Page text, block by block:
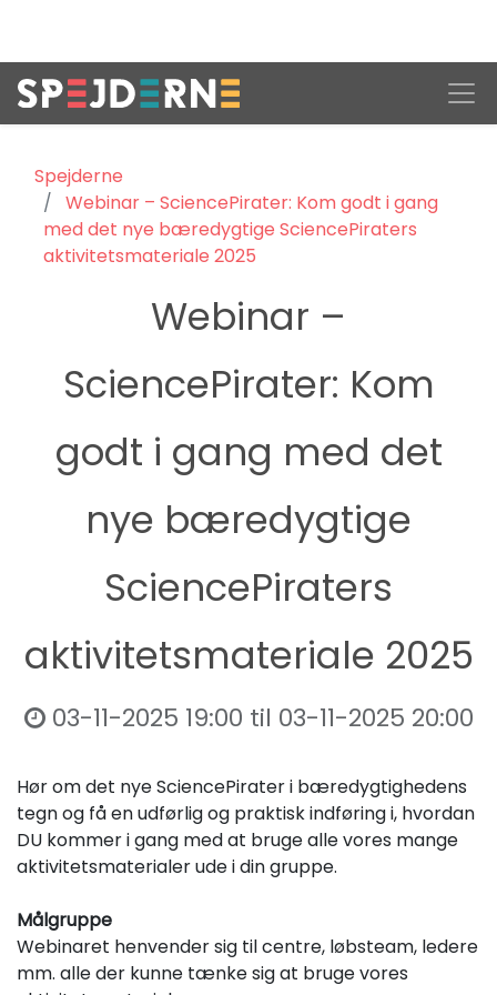
Spejderne
Webinar – SciencePirater: Kom godt i gang
med det nye bæredygtige SciencePiraters
aktivitetsmateriale 2025
Webinar –
SciencePirater: Kom
godt i gang med det
nye bæredygtige
SciencePiraters
aktivitetsmateriale 2025
03-11-2025 19:00 til 03-11-2025 20:00
Hør om det nye SciencePirater i bæredygtighedens
tegn og få en udførlig og praktisk indføring i, hvordan
DU kommer i gang med at bruge alle vores mange
aktivitetsmaterialer ude i din gruppe.
Målgruppe
Webinaret henvender sig til centre, løbsteam, ledere
mm. alle der kunne tænke sig at bruge vores